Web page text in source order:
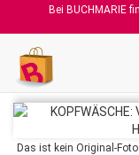
Bei BUCHMARIE
Das ist kein Original-